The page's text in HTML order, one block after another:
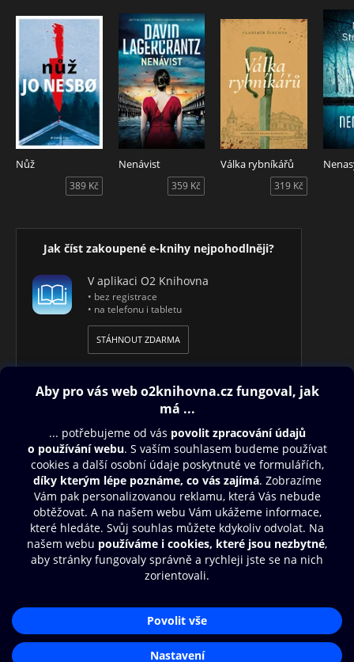
Klánovic vrátil Vládce Vidrholce, aby znovu otevřel svou
krvavou arénu?
Nůž
389 Kč
Nenávist
359 Kč
Válka rybníkářů
319 Kč
Jak číst zakoupené e-knihy nejpohodlněji?
V aplikaci O2 Knihovna
• bez registrace
• na telefonu i tabletu
STÁHNOUT ZDARMA
Obsah ke stažení
Moje O2 Knihovna
Další zábava
© O2 Czech Republic a.s.
Zásady zpracování osobních údajůAplikace O2 Knihovna
Čti a poslouchej své e-knihy a